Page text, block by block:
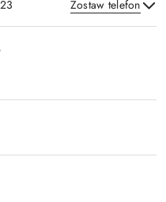
Zostaw telefon